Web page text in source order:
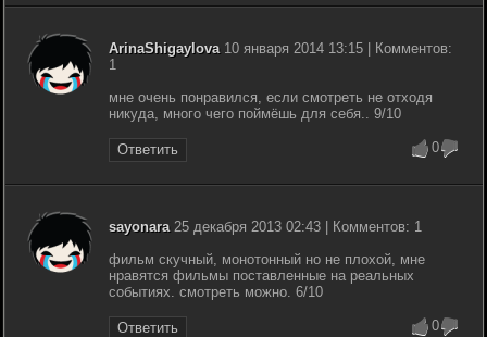
ArinaShigaylova10 января 2014 13:15 | Комментов:
1
мне очень понравился, если смотреть не отходя
никуда, много чего поймёшь для себя.. 9/10
Ответить 0
sayonara25 декабря 2013 02:43 | Комментов: 1
фильм скучный, монотонный но не плохой, мне
нравятся фильмы поставленные на реальных
событиях. смотреть можно. 6/10
Ответить 0